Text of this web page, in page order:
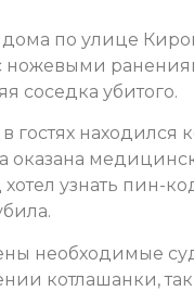
по улице
ножевыми
соседка убитого.
находился
узнать пин-
необходимые
котлашанки, так